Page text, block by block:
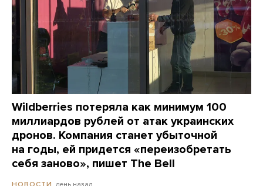
Wildberries потеряла как минимум 100
миллиардов рублей от атак украинских
дронов. Компания станет убыточной
на годы, ей придется «переизобретать
себя заново», пишет The Bell
НОВОСТИ день назад